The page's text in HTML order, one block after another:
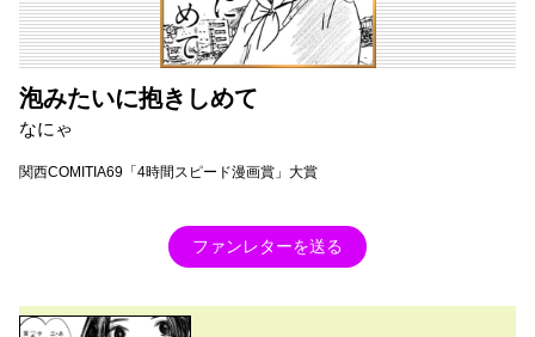
泡みたいに抱きしめて
なにゃ
関西COMITIA69「4時間スピード漫画賞」大賞
ファンレターを送る